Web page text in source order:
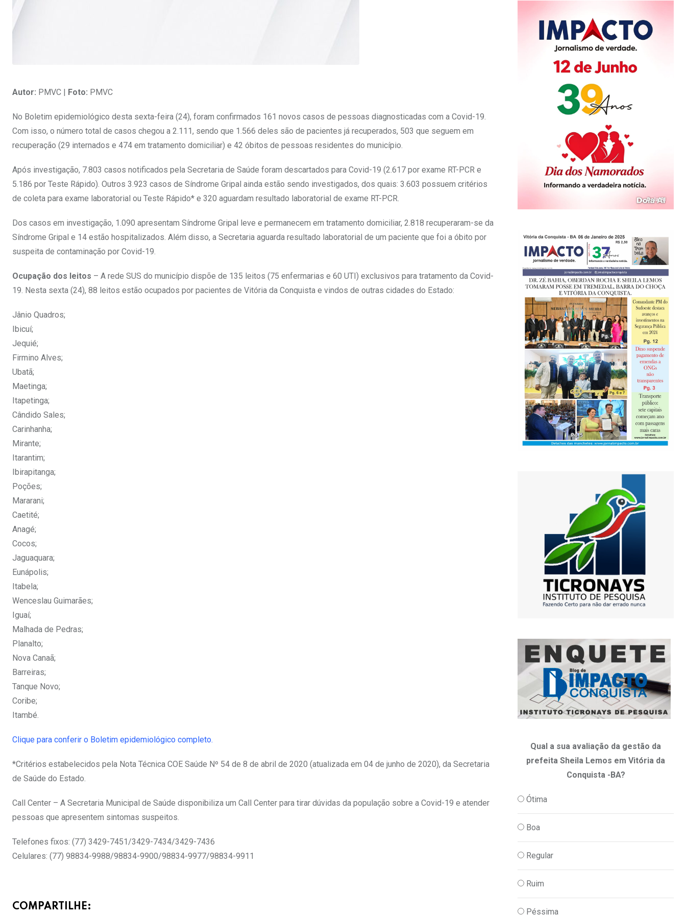
Autor: PMVC | Foto: PMVC
No Boletim epidemiológico desta sexta-feira (24), foram confirmados 161 novos casos de pessoas diagnosticadas com a Covid-19.
Com isso, o número total de casos chegou a 2.111, sendo que 1.566 deles são de pacientes já recuperados, 503 que seguem em
recuperação (29 internados e 474 em tratamento domiciliar) e 42 óbitos de pessoas residentes do município.
Após investigação, 7.803 casos notificados pela Secretaria de Saúde foram descartados para Covid-19 (2.617 por exame RT-PCR e
5.186 por Teste Rápido). Outros 3.923 casos de Síndrome Gripal ainda estão sendo investigados, dos quais: 3.603 possuem critérios
de coleta para exame laboratorial ou Teste Rápido* e 320 aguardam resultado laboratorial de exame RT-PCR.
Dos casos em investigação, 1.090 apresentam Síndrome Gripal leve e permanecem em tratamento domiciliar, 2.818 recuperaram-se da
Síndrome Gripal e 14 estão hospitalizados. Além disso, a Secretaria aguarda resultado laboratorial de um paciente que foi a óbito por
suspeita de contaminação por Covid-19.
Ocupação dos leitos – A rede SUS do município dispõe de 135 leitos (75 enfermarias e 60 UTI) exclusivos para tratamento da Covid-
19. Nesta sexta (24), 88 leitos estão ocupados por pacientes de Vitória da Conquista e vindos de outras cidades do Estado:
Jânio Quadros;
Ibicuí;
Jequié;
Firmino Alves;
Ubatã;
Maetinga;
Itapetinga;
Cândido Sales;
Carinhanha;
Mirante;
Itarantim;
Ibirapitanga;
Poções;
Mararani;
Caetité;
Anagé;
Cocos;
Jaguaquara;
Eunápolis;
Itabela;
Wenceslau Guimarães;
Iguaí;
Malhada de Pedras;
Planalto;
Nova Canaã;
Barreiras;
Tanque Novo;
Coribe;
Itambé.
Clique para conferir o Boletim epidemiológico completo.
*Critérios estabelecidos pela Nota Técnica COE Saúde Nº 54 de 8 de abril de 2020 (atualizada em 04 de junho de 2020), da Secretaria
de Saúde do Estado.
Call Center – A Secretaria Municipal de Saúde disponibiliza um Call Center para tirar dúvidas da população sobre a Covid-19 e atender
pessoas que apresentem sintomas suspeitos.
Telefones fixos: (77) 3429-7451/3429-7434/3429-7436
Celulares: (77) 98834-9988/98834-9900/98834-9977/98834-9911
COMPARTILHE:
Qual a sua avaliação da gestão da
prefeita Sheila Lemos em Vitória da
Conquista -BA?
Ótima
Boa
Regular
Ruim
Péssima